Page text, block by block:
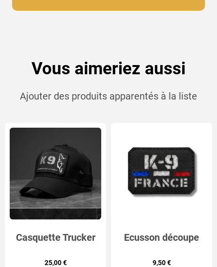
Vous aimeriez aussi
Ajouter des produits apparentés à la liste
Casquette Trucker
réglable avec Patch
25,00 €
Ecusson découpe
laser K9 FRANCE
9,50 €